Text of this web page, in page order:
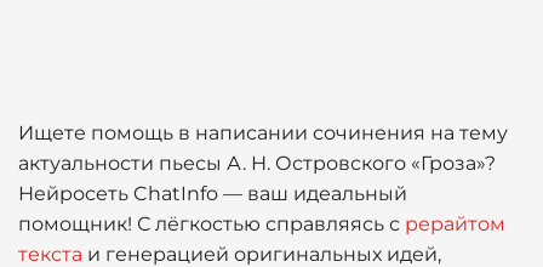
Ищете помощь в написании сочинения на тему
актуальности пьесы А. Н. Островского «Гроза»?
Нейросеть ChatInfo — ваш идеальный
помощник! С лёгкостью справляясь с рерайтом
текста и генерацией оригинальных идей,